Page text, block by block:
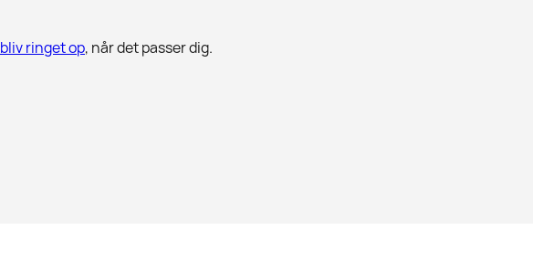
bliv ringet op, når det passer dig.